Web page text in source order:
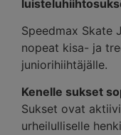
Speedmax Skate
nopeat kisa- ja
juniorihiihtäjälle.
Kenelle sukset
Sukset ovat
urheilulliselle